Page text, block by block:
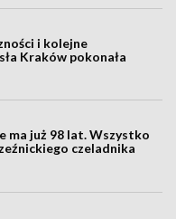
i kolejne
Kraków pokonała
ma już 98 lat. Wszystko
czeladnika